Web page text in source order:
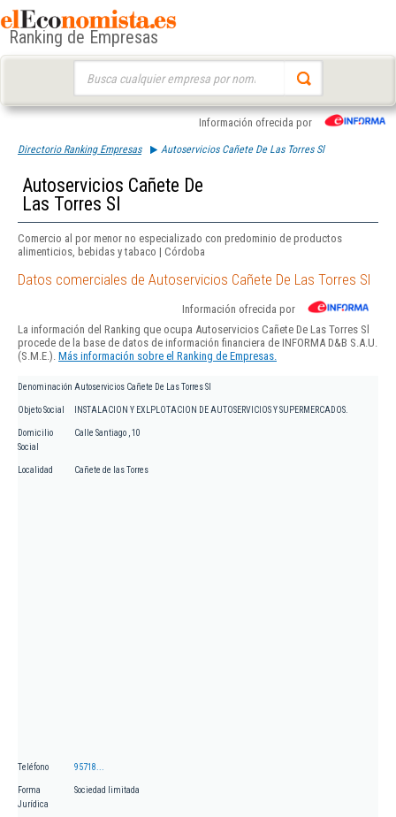
Ranking de Empresas
Información ofrecida por
Directorio Ranking Empresas Autoservicios Cañete De Las Torres Sl
Autoservicios Cañete De
Las Torres Sl
Comercio al por menor no especializado con predominio de productos
alimenticios, bebidas y tabaco | Córdoba
Datos comerciales de Autoservicios Cañete De Las Torres Sl
Información ofrecida por
La información del Ranking que ocupa Autoservicios Cañete De Las Torres Sl
procede de la base de datos de información financiera de INFORMA D&B S.A.U.
(S.M.E.). Más información sobre el Ranking de Empresas.
Denominación Autoservicios Cañete De Las Torres Sl
Objeto Social INSTALACION Y EXLPLOTACION DE AUTOSERVICIOS Y SUPERMERCADOS.
Domicilio
Social
Calle Santiago , 10
Localidad Cañete de las Torres
Teléfono 95718...
Forma
Jurídica
Sociedad limitada